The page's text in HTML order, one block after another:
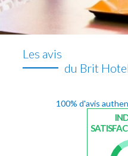
Les avis
du Brit
100% d'avis